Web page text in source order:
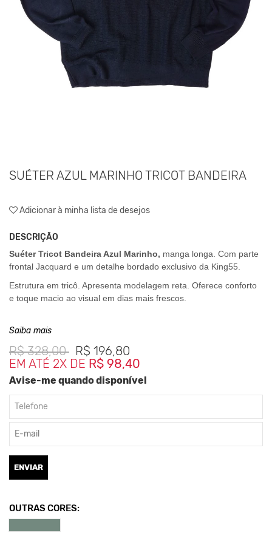
SUÉTER AZUL MARINHO TRICOT BANDEIRA
Adicionar à minha lista de desejos
DESCRIÇÃO
Suéter Tricot Bandeira Azul Marinho, manga longa. Com parte
frontal Jacquard e um detalhe bordado exclusivo da King55.
Estrutura em tricô. Apresenta modelagem reta. Oferece conforto
e toque macio ao visual em dias mais frescos.
Composição:
70% Viscose
Medidas da Peça:
M Largura 51cm / Comprimento 70cm
GG Largura 54cm / Comprimento 72cm
**As cores podem variar conforme a configuração do seu
Saiba mais
R$ 328,00 R$ 196,80
EM ATÉ 2X DE R$ 98,40
Avise-me quando disponível
ENVIAR
OUTRAS CORES: